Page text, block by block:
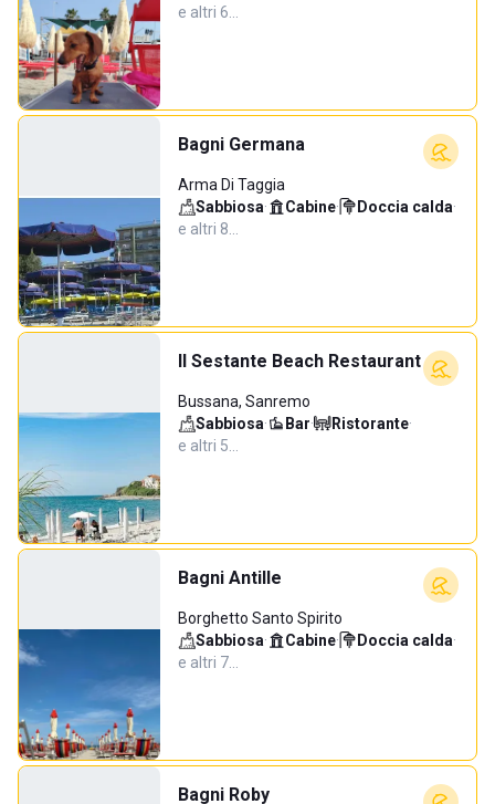
e altri 6…
Bagni Germana
Arma Di Taggia
Sabbiosa· Cabine· Doccia calda·
e altri 8…
Il Sestante Beach Restaurant
Bussana, Sanremo
Sabbiosa· Bar· Ristorante·
e altri 5…
Bagni Antille
Borghetto Santo Spirito
Sabbiosa· Cabine· Doccia calda·
e altri 7…
Bagni Roby